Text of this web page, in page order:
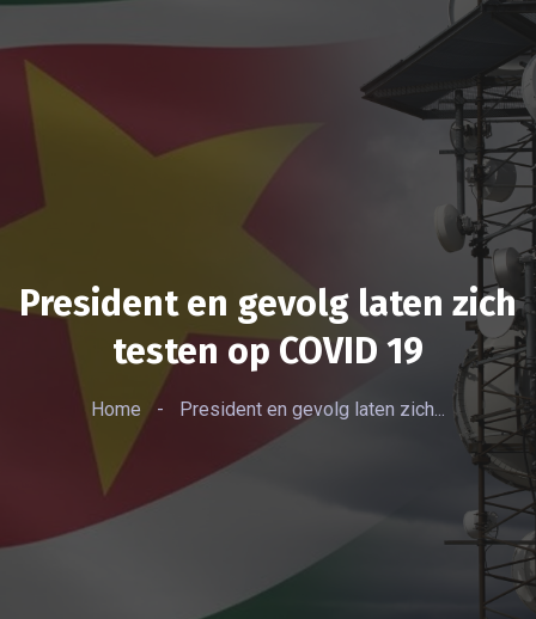
President en gevolg laten zich
testen op COVID 19
Home - President en gevolg laten zich...